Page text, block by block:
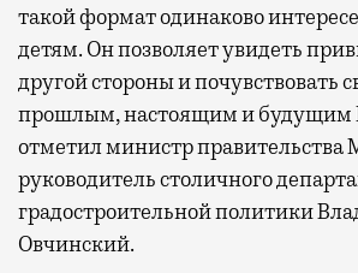
такой формат одинаково
детям. Он позволяет увидеть
другой стороны и почувствовать
прошлым, настоящим и будущим
отметил министр правительства
руководитель столичного
градостроительной политики
Овчинский.